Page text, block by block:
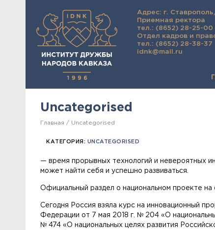
Адрес: г.
Приемная ректора
тел.: (8652) 28-25-00
Отдел кадров и
тел.: (8652) 28-38-37
idnk@mail.ru
Uncategorised
Главная Uncategorised
КАТЕГОРИЯ: UNCATEGORISED
— время прорывных технологий и невероятных
может найти себя и успешно развиваться.
Официальный раздел о национальном проекте на
Сегодня Россия взяла курс на инновационный
Федерации от 7 мая 2018 г. № 204 «О
№ 474 «О национальных целях развития